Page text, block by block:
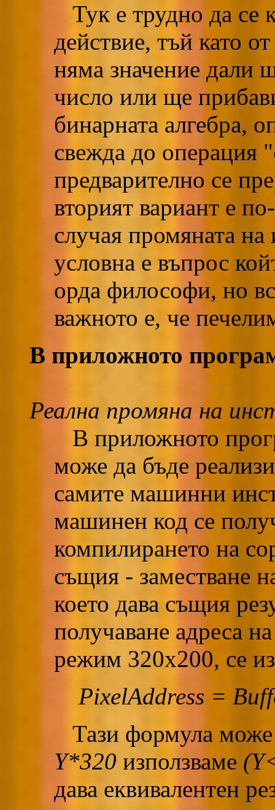
Тук е трудно да се
действие, тъй като
няма значение дали
число или ще
бинарната алгебра,
свежда до операция
предварително се
вторият вариант е
случая промяната
условна е въпрос
орда философи, но
важното е, че
В приложното
Реална промяна на
В приложното
може да бъде
самите машинни
машинен код се
компилирането на
същия - заместване
което дава същия
получаване адреса
режим 320х200, се
PixelAddress =
Тази формула може
Y*320 използваме
дава еквивалентен